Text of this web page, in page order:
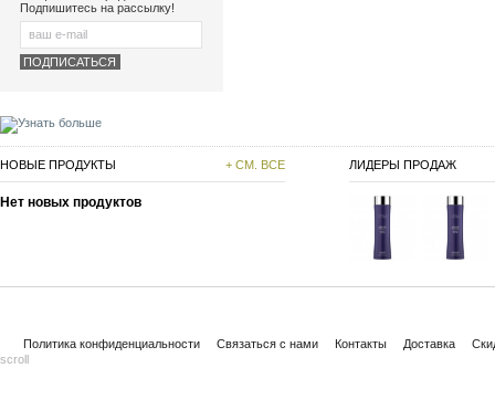
Подпишитесь на рассылку!
НОВЫЕ ПРОДУКТЫ + СМ. ВСЕ
Нет новых продуктов
ЛИДЕРЫ ПРОДАЖ
Политика конфиденциальности Связаться с нами Контакты Доставка
scroll